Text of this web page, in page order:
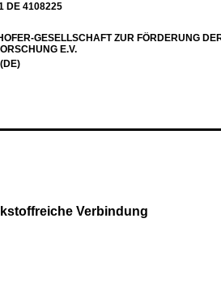
DE 4108225
GESELLSCHAFT ZUR FÖRDERUNG
E.V.
Verbindung